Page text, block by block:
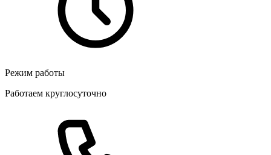
Режим работы
Работаем круглосуточно